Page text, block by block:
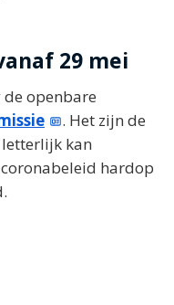
29 mei
openbare
. Het zijn de
kan
hardop